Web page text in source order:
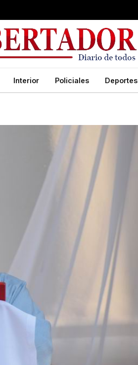
Interior Policiales Deportes